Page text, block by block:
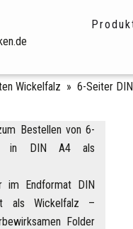
Wickelfalz » 6-Seiter
im Endformat DIN
als Wickelfalz –
Folder